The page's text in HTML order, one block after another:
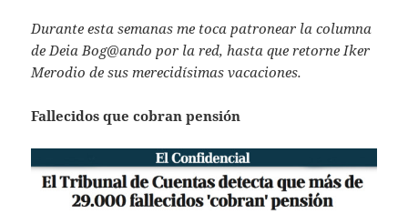
Durante esta semanas me toca patronear la columna
de Deia Bog@ando por la red, hasta que retorne Iker
Merodio de sus merecidísimas vacaciones.
Fallecidos que cobran pensión